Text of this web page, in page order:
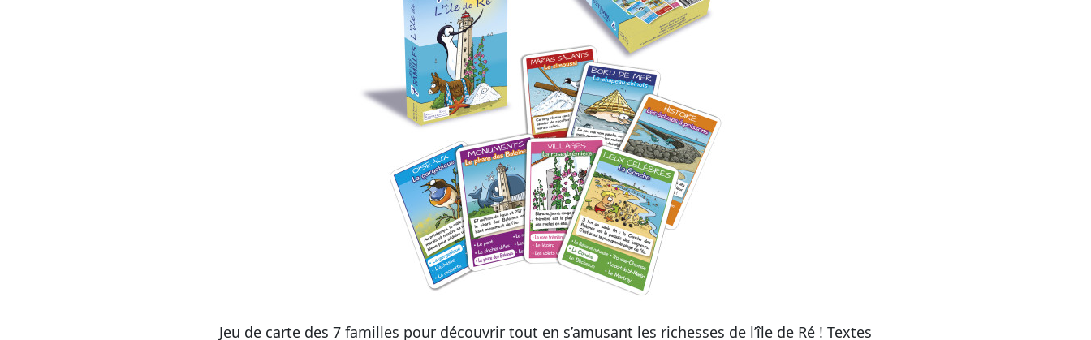
Jeu de carte des 7 familles pour découvrir tout en s’amusant les richesses de l’île de Ré ! Textes